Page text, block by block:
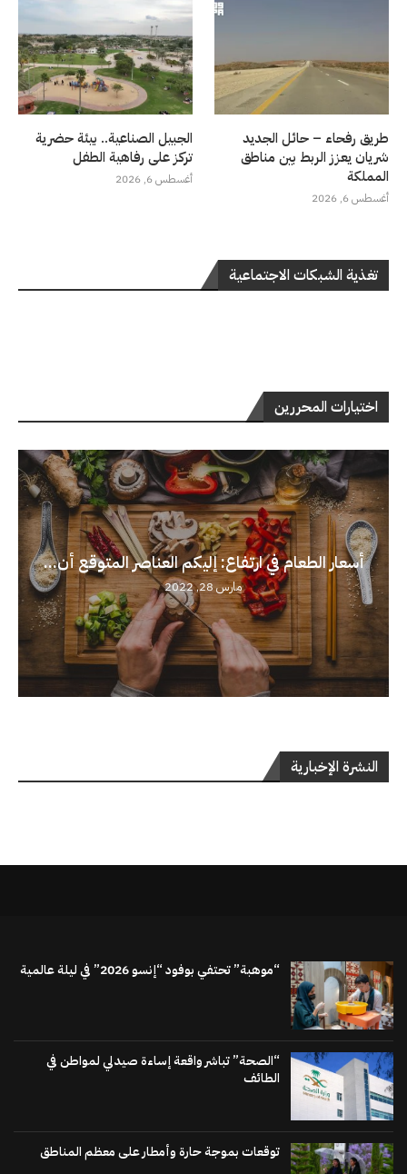
طريق رفحاء – حائل الجديد
شريان يعزز الربط بين مناطق
المملكة
أغسطس 6, 2026
الجبيل الصناعية.. بيئة حضرية
تركز على رفاهية الطفل
أغسطس 6, 2026
تغذية الشبكات الاجتماعية
اختيارات المحررين
أسعار الطعام في ارتفاع: إليكم العناصر المتوقع أن...
مارس 28, 2022
النشرة الإخبارية
“موهبة” تحتفي بوفود “إنسو 2026” في ليلة عالمية
“الصحة” تباشر واقعة إساءة صيدلي لمواطن في
الطائف
توقعات بموجة حارة وأمطار على معظم المناطق